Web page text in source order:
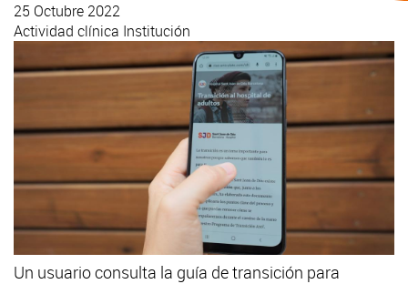
25 Octubre 2022
Actividad clínica Institución
Un usuario consulta la guía de transición para